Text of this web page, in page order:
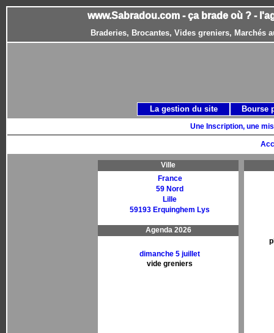
www.Sabradou.com - ça brade où ? -
Braderies, Brocantes, Vides greniers, Marchés
Une Inscription, une
Ville
France
59 Nord
Lille
59193 Erquinghem Lys
Agenda 2026
dimanche 5 juillet
vide greniers
La gestion du site Bourse